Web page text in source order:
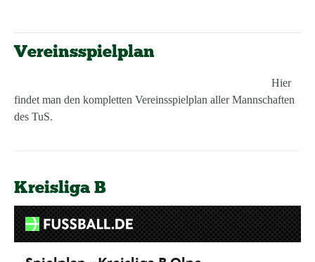
Vereinsspielplan
Hier
findet man den kompletten Vereinsspielplan aller Mannschaften
des TuS.
Kreisliga B